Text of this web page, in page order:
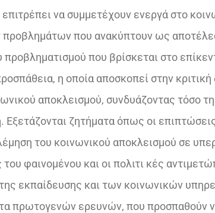
να συμμετέχουν ενεργά στο
προβλημάτων που ανακύπτουν ως
προβληματισμού που βρίσκεται στο
η οποία αποσκοπεί στην
αποκλεισμού, συνδυάζοντας τόσο
Εξετάζονται ζητήματα όπως οι
του κοινωνικού αποκλεισμού σε
φαινομένου και οι πολιτι κές
εκπαίδευσης και των κοινωνικών
πρωτογενών ερευνών, που προσπαθούν